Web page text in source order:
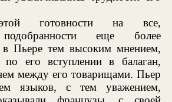
готовности на все,
подобранности еще более
в Пьере тем высоким мнением,
по его вступлении в балаган,
между его товарищами. Пьер
языков, с тем уважением,